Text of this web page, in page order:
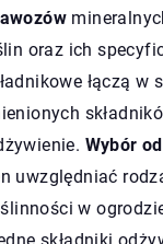
oraz ich
łączą w
Wybór
uwzględniać
w